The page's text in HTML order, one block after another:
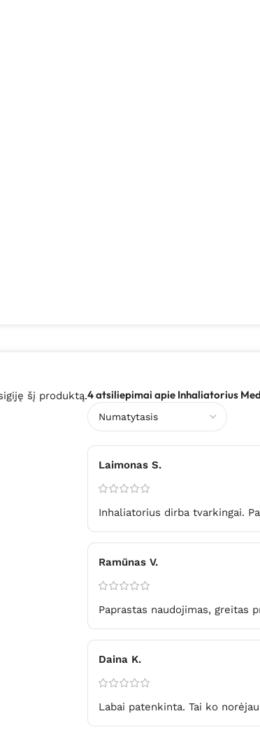
4 atsiliepimai apie Inhaliatorius
Laimonas S.
Inhaliatorius dirba tvarkingai.
Ramūnas V.
Paprastas naudojimas, greitas
Daina K.
Labai patenkinta. Tai ko
šį produktą.